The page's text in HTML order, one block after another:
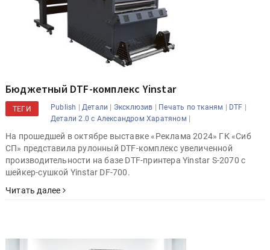
Бюджетный DTF-комплекс Yinstar
ТЕГИ Publish | Детали | Эксклюзив | Печать по тканям | DTF |
Детали 2.0 с Александром Харатяном |
На прошедшей в октябре выставке «Реклама 2024» ГК «Сиб
СП» представила рулонный DTF-комплекс увеличенной
производительности на базе DTF-принтера Yinstar S-2070 с
шейкер-сушкой Yinstar DF-700.
Читать далее